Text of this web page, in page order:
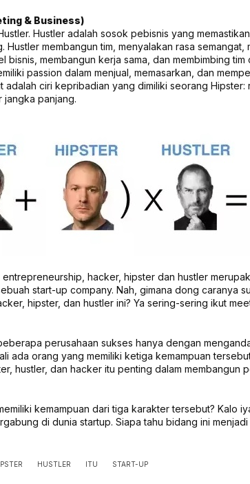
& Business)
Hustler adalah sosok pebisnis yang
Hustler membangun tim, menyalakan rasa semangat,
bisnis, membangun kerja sama, dan membimbing tim
passion dalam menjual, memasarkan, dan
adalah ciri kepribadian yang dimiliki seorang Hipster:
panjang.
entrepreneurship, hacker, hipster dan hustler
start-up company. Nah, gimana dong caranya
hipster, dan hustler ini? Ya sering-sering ikut
perusahaan sukses hanya dengan
ada orang yang memiliki ketiga kemampuan
hustler, dan hacker itu penting dalam membangun
kemampuan dari tiga karakter tersebut? Kalo
di dunia startup. Siapa tahu bidang ini
HUSTLER ITU START-UP